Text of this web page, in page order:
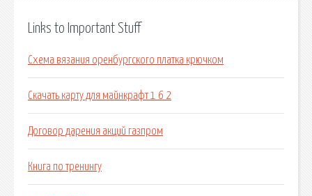
Links to Important Stuff
Схема вязания оренбургского платка крючком
Скачать карту для майнкрафт 1 6 2
Договор дарения акций газпром
Книга по тренингу